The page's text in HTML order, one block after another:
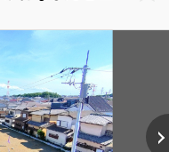
保存した検索条件
です
します